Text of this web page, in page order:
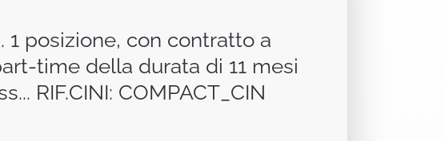
posizione, con contratto a
della durata di 11 mesi
RIF.CINI: COMPACT_CIN